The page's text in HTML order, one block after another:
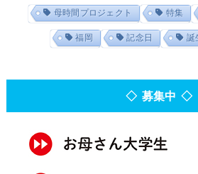
母時間プロジェクト 特集
福岡 記念日 誕
◇ 募集中 ◇